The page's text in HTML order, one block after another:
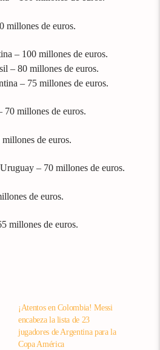
millones de euros.
– 100 millones de euros.
– 80 millones de euros.
– 75 millones de euros.
70 millones de euros.
de euros.
– 70 millones de euros.
de euros.
millones de euros.
¡Atentos en Colombia! Messi
encabeza la lista de 23
jugadores de Argentina para la
Copa América